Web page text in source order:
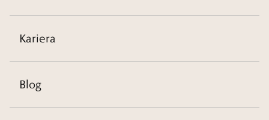
Kariera
Blog